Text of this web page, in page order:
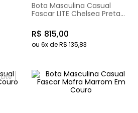
Bota Masculina Casual
Fascar LITE Chelsea Preta
R$ 815,00
ou 6x deR$ 135,83
Lite